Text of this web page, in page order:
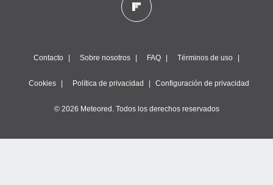
Contacto Sobre nosotros FAQ Términos de uso
Cookies Política de privacidad Configuración de privacidad
© 2026 Meteored. Todos los derechos reservados